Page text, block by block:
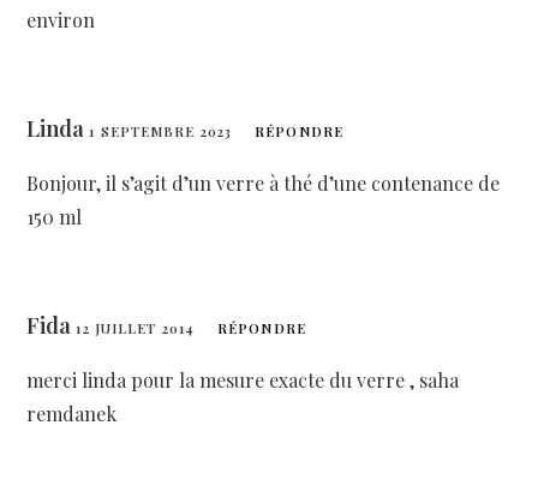
environ
Linda1 SEPTEMBRE 2023 RÉPONDRE
Bonjour, il s’agit d’un verre à thé d’une contenance de
150 ml
Fida12 JUILLET 2014 RÉPONDRE
merci linda pour la mesure exacte du verre , saha
remdanek